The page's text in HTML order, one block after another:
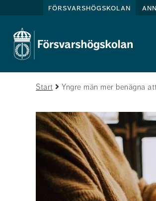
försvarshögskolan
Start Yngre män mer benägna